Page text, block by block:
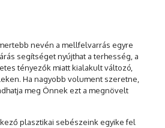
nevén a mellfelvarrás egyre
segítséget nyújthat a terhesség, a
tényezők miatt kialakult változó,
Ha nagyobb volument szeretne,
meg Önnek ezt a megnövelt
plasztikai sebészeink egyike fel